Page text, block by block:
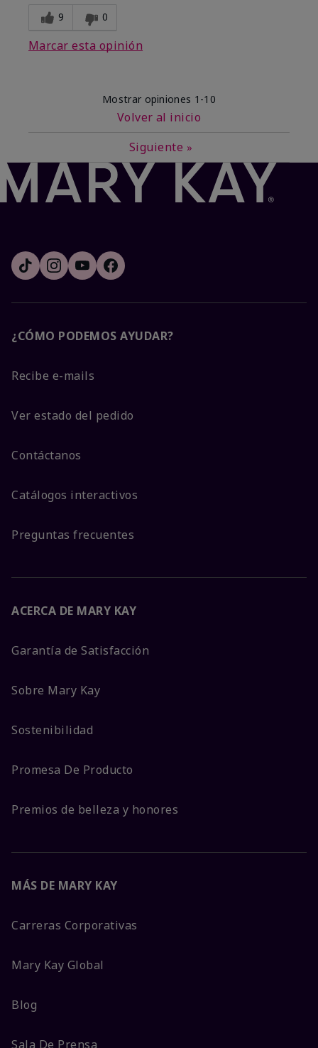
9 0
Marcar esta opinión
Mostrar opiniones 1-10
Volver al inicio
Siguiente »
¿CÓMO PODEMOS AYUDAR?
Recibe e-mails
Ver estado del pedido
Contáctanos
Catálogos interactivos
Preguntas frecuentes
ACERCA DE MARY KAY
Garantía de Satisfacción
Sobre Mary Kay
Sostenibilidad
Promesa De Producto
Premios de belleza y honores
MÁS DE MARY KAY
Carreras Corporativas
Mary Kay Global
Blog
Sala De Prensa